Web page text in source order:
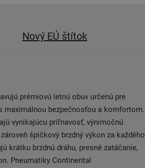
Nový EÚ štítok
prémiovú letnú obuv určenú pre
maximálnou bezpečnosťou a komfortom.
vynikajúcu priľnavosť, výnimočnú
špičkový brzdný výkon za každého
krátku brzdnú dráhu, presné zatáčanie,
Pneumatiky Continental